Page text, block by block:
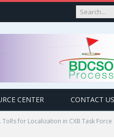
CENTER CONTACT US
ToRs for Localization in CXB Task Force